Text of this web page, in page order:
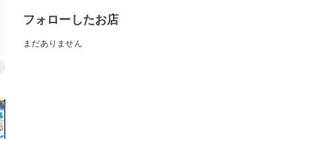
フォローしたお店
まだありません